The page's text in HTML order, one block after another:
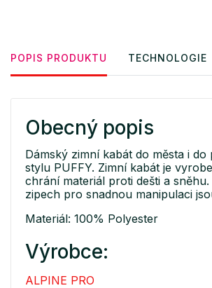
POPIS PRODUKTU TECHNOLOGIE
Obecný popis
Dámský zimní kabát do města i
stylu PUFFY. Zimní kabát je
chrání materiál proti dešti a
zipech pro snadnou manipulaci
Materiál: 100% Polyester
Výrobce:
ALPINE PRO